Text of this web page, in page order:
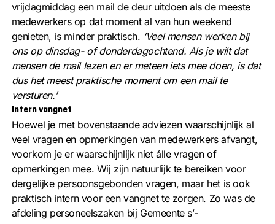
vrijdagmiddag een mail de deur uitdoen als de meeste
medewerkers op dat moment al van hun weekend
genieten, is minder praktisch. ‘Veel mensen werken bij
ons op dinsdag- of donderdagochtend. Als je wilt dat
mensen de mail lezen en er meteen iets mee doen, is dat
dus het meest praktische moment om een mail te
versturen.’
Intern vangnet
Hoewel je met bovenstaande adviezen waarschijnlijk al
veel vragen en opmerkingen van medewerkers afvangt,
voorkom je er waarschijnlijk niet álle vragen of
opmerkingen mee. Wij zijn natuurlijk te bereiken voor
dergelijke persoonsgebonden vragen, maar het is ook
praktisch intern voor een vangnet te zorgen. Zo was de
afdeling personeelszaken bij Gemeente s’-